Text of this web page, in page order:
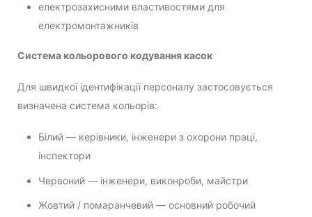
електрозахисними властивостями для
електромонтажників
Система кольорового кодування касок
Для швидкої ідентифікації персоналу застосовується
визначена система кольорів:
Білий — керівники, інженери з охорони праці,
інспектори
Червоний — інженери, виконроби, майстри
Жовтий / помаранчевий — основний робочий